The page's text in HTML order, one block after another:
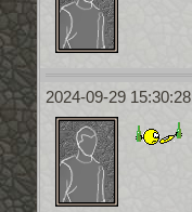
2024-09-29 15:30:28